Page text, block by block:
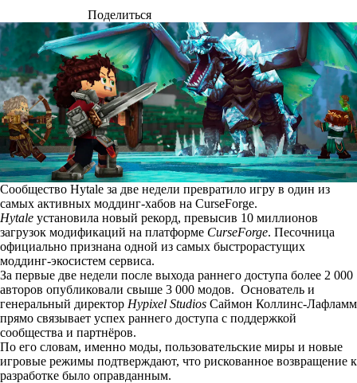
Поделиться
Сообщество Hytale за две недели превратило игру в один из
самых активных моддинг-хабов на CurseForge.
Hytale установила новый рекорд, превысив 10 миллионов
загрузок модификаций на платформе CurseForge. Песочница
официально признана одной из самых быстрорастущих
моддинг-экосистем сервиса.
За первые две недели после выхода раннего доступа более 2 000
авторов опубликовали свыше 3 000 модов. Основатель и
генеральный директор Hypixel Studios Саймон Коллинс-Лафламм
прямо связывает успех раннего доступа с поддержкой
сообщества и партнёров.
По его словам, именно моды, пользовательские миры и новые
игровые режимы подтверждают, что рискованное возвращение к
разработке было оправданным.